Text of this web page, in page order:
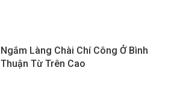
Ngắm Làng Chài Chí Công Ở Bình
Thuận Từ Trên Cao